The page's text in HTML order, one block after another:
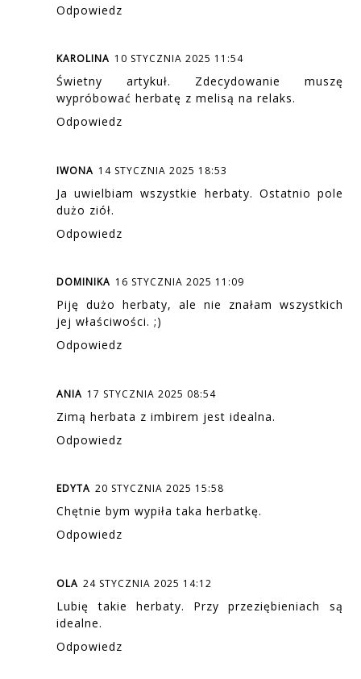
Odpowiedz
KAROLINA 10 STYCZNIA 2025 11:54
Świetny artykuł. Zdecydowanie muszę
wypróbować herbatę z melisą na relaks.
Odpowiedz
IWONA 14 STYCZNIA 2025 18:53
Ja uwielbiam wszystkie herbaty. Ostatnio pole
dużo ziół.
Odpowiedz
DOMINIKA 16 STYCZNIA 2025 11:09
Piję dużo herbaty, ale nie znałam wszystkich
jej właściwości. ;)
Odpowiedz
ANIA 17 STYCZNIA 2025 08:54
Zimą herbata z imbirem jest idealna.
Odpowiedz
EDYTA 20 STYCZNIA 2025 15:58
Chętnie bym wypiła taka herbatkę.
Odpowiedz
OLA 24 STYCZNIA 2025 14:12
Lubię takie herbaty. Przy przeziębieniach są
idealne.
Odpowiedz